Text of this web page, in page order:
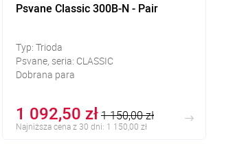
Psvane Classic 300B-N - Pair
Typ: Trioda
Psvane, seria: CLASSIC
Dobrana para
1 092,50 zł1 150,00 zł
Najniższa cena z 30 dni: 1 150,00 zł